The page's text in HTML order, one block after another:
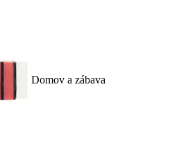
Domov a zábava